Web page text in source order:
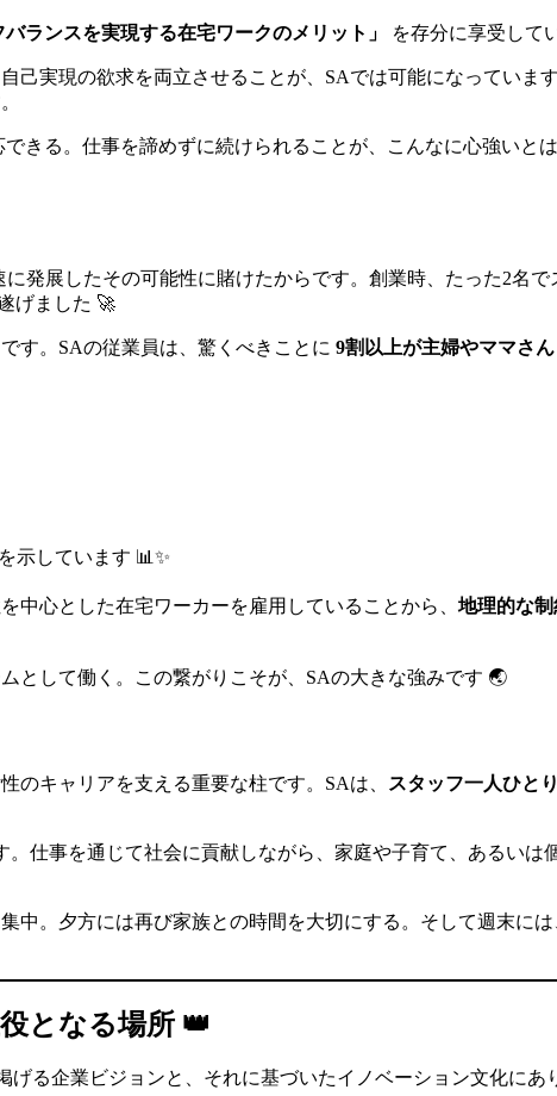
バランスを実現する在宅ワークのメリット」 を存分に享受して
己実現の欲求を両立させることが、SAでは可能になっていま
きる。仕事を諦めずに続けられることが、こんなに心強いと
発展したその可能性に賭けたからです。創業時、たった2名
げました 🚀
す。SAの従業員は、驚くべきことに 9割以上が主婦やママさん
示しています 📊✨
中心とした在宅ワーカーを雇用していることから、 地理的な
として働く。この繋がりこそが、SAの大きな強みです 🌏
のキャリアを支える重要な柱です。SAは、 スタッフ一人ひと
仕事を通じて社会に貢献しながら、家庭や子育て、あるいは
中。夕方には再び家族との時間を大切にする。そして週末に
となる場所 👑
る企業ビジョンと、それに基づいたイノベーション文化にあ